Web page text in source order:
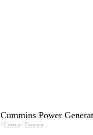
Cummins Power
/ Статьи / Главная